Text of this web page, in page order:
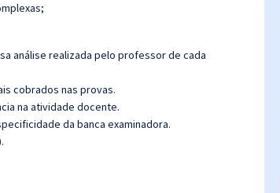
análise realizada pelo professor de cada
cobrados nas provas.
na atividade docente.
da banca examinadora.